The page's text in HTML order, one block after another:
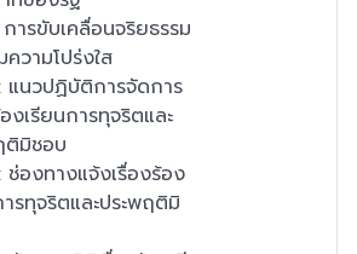
ารขับเคลื่อนจริยธรรม
ความโปร่งใส
แนวปฏิบัติการจัดการ
งเรียนการทุจริตและ
ติมิชอบ
ช่องทางแจ้งเรื่องร้อง
รทุจริตและประพฤติมิ